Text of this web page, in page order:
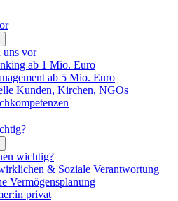
uns vor
ab 1 Mio. Euro
ab 5 Mio. Euro
Kunden, Kirchen, NGOs
wichtig?
& Soziale Verantwortung
Vermögensplanung
privat